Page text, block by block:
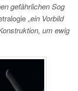
gefährlichen Sog
„ein Vorbild
um ewig